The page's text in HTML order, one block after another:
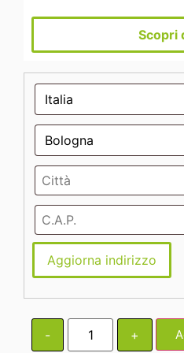
Scopri
Aggiorna indirizzo
- +